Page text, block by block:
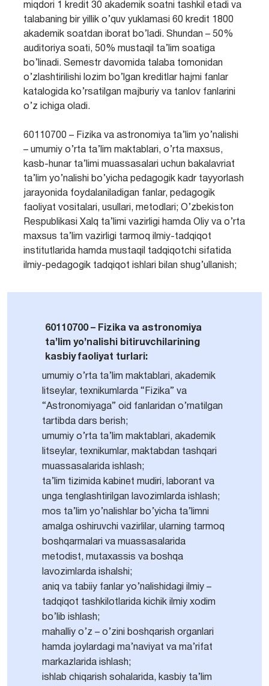
miqdori 1 kredit 30 akademik soatni tashkil etadi va
talabaning bir yillik o’quv yuklamasi 60 kredit 1800
akademik soatdan iborat bo’ladi. Shundan – 50%
auditoriya soati, 50% mustaqil ta’lim soatiga
bo’linadi. Semestr davomida talaba tomonidan
o’zlashtirilishi lozim bo’lgan kreditlar hajmi fanlar
katalogida ko’rsatilgan majburiy va tanlov fanlarini
o’z ichiga oladi.
60110700 – Fizika va astronomiya ta’lim yo’nalishi
– umumiy o’rta ta’lim maktablari, o’rta maxsus,
kasb-hunar ta’limi muassasalari uchun bakalavriat
ta’lim yo’nalishi bo’yicha pedagogik kadr tayyorlash
jarayonida foydalaniladigan fanlar, pedagogik
faoliyat vositalari, usullari, metodlari; O’zbekiston
Respublikasi Xalq ta’limi vazirligi hamda Oliy va o’rta
maxsus ta’lim vazirligi tarmoq ilmiy-tadqiqot
institutlarida hamda mustaqil tadqiqotchi sifatida
ilmiy-pedagogik tadqiqot ishlari bilan shug’ullanish;
60110700 – Fizika va astronomiya
ta’lim yo’nalishi bitiruvchilarining
kasbiy faoliyat turlari:
umumiy о’rta ta’lim maktablari, akademik
litseylar, texnikumlarda “Fizika” va
“Astronomiyaga” oid fanlaridan o’rnatilgan
tartibda dars berish;
umumiy о’rta ta’lim maktablari, akademik
litseylar, texnikumlar, maktabdan tashqari
muassasalarida ishlash;
ta’lim tizimida kabinet mudiri, laborant va
unga tenglashtirilgan lavozimlarda ishlash;
mos ta’lim yo’nalishlar bo’yicha ta’limni
amalga oshiruvchi vazirlilar, ularning tarmoq
boshqarmalari va muassasalarida
metodist, mutaxassis va boshqa
lavozimlarda ishalshi;
aniq va tabiiy fanlar yo’nalishidagi ilmiy –
tadqiqot tashkilotlarida kichik ilmiy xodim
bo’lib ishlash;
mahalliy o’z – o’zini boshqarish organlari
hamda joylardagi ma’naviyat va ma’rifat
markazlarida ishlash;
ishlab chiqarish sohalarida, kasbiy ta’lim